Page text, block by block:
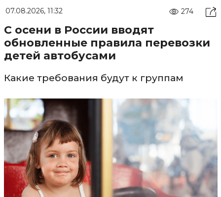
07.08.2026, 11:32 274
С осени в России вводят
обновленные правила перевозки
детей автобусами
Какие требования будут к группам